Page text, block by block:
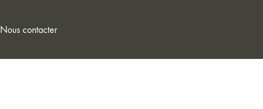
Nous contacter